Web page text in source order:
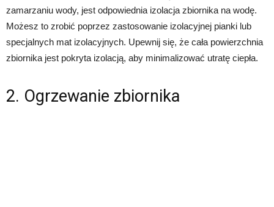
zamarzaniu wody, jest odpowiednia izolacja zbiornika na wodę.
Możesz to zrobić poprzez zastosowanie izolacyjnej pianki lub
specjalnych mat izolacyjnych. Upewnij się, że cała powierzchnia
zbiornika jest pokryta izolacją, aby minimalizować utratę ciepła.
2. Ogrzewanie zbiornika